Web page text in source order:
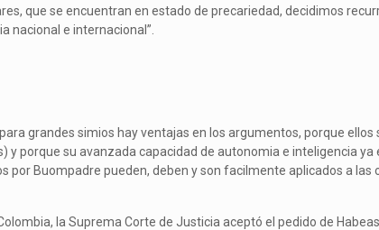
que se encuentran en estado de precariedad, decidimos
nacional e internacional”.
grandes simios hay ventajas en los argumentos, porque ellos
y porque su avanzada capacidad de autonomia e inteligencia ya
por Buompadre pueden, deben y son facilmente aplicados a las
la Suprema Corte de Justicia aceptó el pedido de